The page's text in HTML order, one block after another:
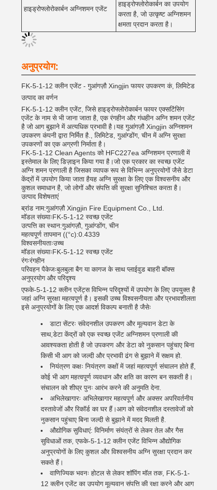
हाइड्रोफ्लोरोकार्बन अग्निशमन एजेंट
हाइड्रोफ्लोरोकार्बन का उपयोग
करता है, जो उत्कृष्ट अग्निशमन
क्षमता प्रदान करता है।
अनुप्रयोग:
FK-5-1-12 क्लीन एजेंट - गुआंगज़ौ Xingjin फायर उपकरण कं, लिमिटेड
उत्पाद का वर्णन
FK-5-1-12 क्लीन एजेंट, जिसे हाइड्रोफ्लोरोकार्बन फायर एक्सटिंसिंग
एजेंट के नाम से भी जाना जाता है, एक रंगहीन और गंधहीन अग्नि शमन एजेंट
है जो आग बुझाने में अत्यधिक प्रभावी है।यह गुआंगज़ौ Xingjin अग्निशमन
उपकरण कंपनी द्वारा निर्मित है., लिमिटेड, गुआंग्डोंग, चीन में अग्नि सुरक्षा
उपकरणों का एक अग्रणी निर्माता है।
FK-5-1-12 Clean Agents को HFC227ea अग्निशमन प्रणाली में
इस्तेमाल के लिए डिज़ाइन किया गया है।जो एक प्रकार का स्वच्छ एजेंट
अग्नि शमन प्रणाली है जिसका व्यापक रूप से विभिन्न अनुप्रयोगों जैसे डेटा
केंद्रों में उपयोग किया जाता हैयह अग्नि सुरक्षा के लिए एक विश्वसनीय और
कुशल समाधान है, जो लोगों और संपत्ति की सुरक्षा सुनिश्चित करता है।
उत्पाद विशेषताएं
ब्रांड नाम:गुआंगज़ौ Xingjin Fire Equipment Co., Ltd.
मॉडल संख्याःFK-5-1-12 स्वच्छ एजेंट
उत्पत्ति का स्थान:गुआंगज़ौ, गुआंग्डोंग, चीन
महत्वपूर्ण तापमान ((°c):0.4339
विश्वसनीयताःउच्च
मॉडल संख्याःFK-5-1-12 स्वच्छ एजेंट
रंगःरंगहीन
परिवहन पैकेजःबुलबुला बैग या कागज के साथ प्लाईवुड बाहरी बॉक्स
अनुप्रयोग और परिदृश्य
एफके-5-1-12 क्लीन एजेंट्स विभिन्न परिदृश्यों में उपयोग के लिए उपयुक्त है
जहां अग्नि सुरक्षा महत्वपूर्ण है। इसकी उच्च विश्वसनीयता और प्रभावशीलता
इसे अनुप्रयोगों के लिए एक आदर्श विकल्प बनाती है जैसेः
डाटा सेंटरः संवेदनशील उपकरण और मूल्यवान डेटा के
साथ,डेटा केंद्रों को एक स्वच्छ एजेंट अग्निशमन प्रणाली की
आवश्यकता होती है जो उपकरण और डेटा को नुकसान पहुंचाए बिना
किसी भी आग को जल्दी और प्रभावी ढंग से बुझाने में सक्षम हो.
नियंत्रण कक्षः नियंत्रण कक्षों में जहां महत्वपूर्ण संचालन होते हैं,
कोई भी आग महत्वपूर्ण व्यवधान और क्षति का कारण बन सकती है।
संचालन को शीघ्र पुनः आरंभ करने की अनुमति देना.
अभिलेखागारः अभिलेखागार महत्वपूर्ण और अक्सर अपरिवर्तनीय
दस्तावेजों और रिकॉर्ड का घर हैं।आग को संवेदनशील दस्तावेजों को
नुकसान पहुंचाए बिना जल्दी से बुझाने में मदद मिलती है.
औद्योगिक सुविधाएं: विनिर्माण संयंत्रों से लेकर तेल और गैस
सुविधाओं तक, एफके-5-1-12 क्लीन एजेंट विभिन्न औद्योगिक
अनुप्रयोगों के लिए कुशल और विश्वसनीय अग्नि सुरक्षा प्रदान कर
सकते हैं।
वाणिज्यिक भवनः होटल से लेकर शॉपिंग मॉल तक, FK-5-1-
12 क्लीन एजेंट का उपयोग मूल्यवान संपत्ति की रक्षा करने और आग